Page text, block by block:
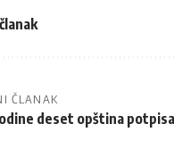
ČLANAK
deset opština